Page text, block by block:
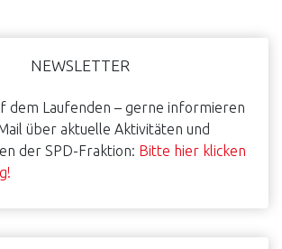
NEWSLETTER
dem Laufenden – gerne informieren
über aktuelle Aktivitäten und
der SPD-Fraktion: Bitte hier klicken